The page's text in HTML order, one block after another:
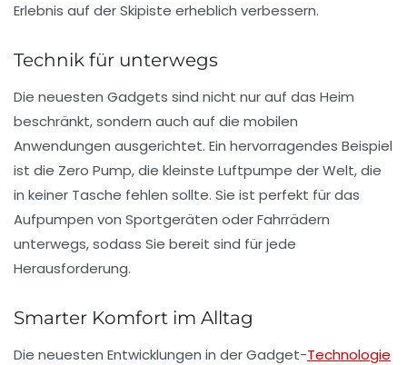
Erlebnis auf der Skipiste erheblich verbessern.
Technik für unterwegs
Die neuesten Gadgets sind nicht nur auf das Heim
beschränkt, sondern auch auf die mobilen
Anwendungen ausgerichtet. Ein hervorragendes Beispiel
ist die Zero Pump, die kleinste Luftpumpe der Welt, die
in keiner Tasche fehlen sollte. Sie ist perfekt für das
Aufpumpen von Sportgeräten oder Fahrrädern
unterwegs, sodass Sie bereit sind für jede
Herausforderung.
Smarter Komfort im Alltag
Die neuesten Entwicklungen in der Gadget-Technologie